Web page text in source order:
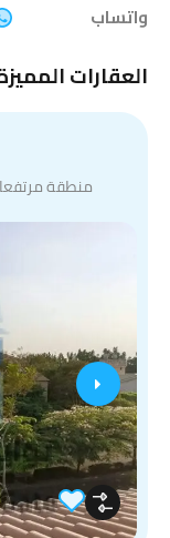
واتساب
العقارات
منطقة مرتفعات